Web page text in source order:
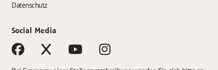
Datenschutz
Social Media